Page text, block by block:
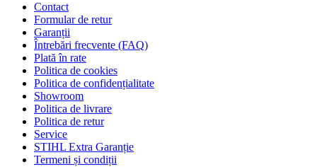
Contact
Formular de retur
Garanții
Întrebări frecvente (FAQ)
Plată în rate
Politica de cookies
Politica de confidențialitate
Showroom
Politica de livrare
Politica de retur
Service
STIHL Extra Garanție
Termeni și condiții